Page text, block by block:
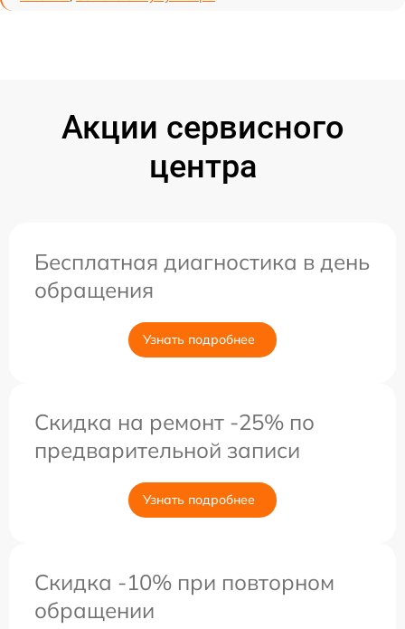
Акции сервисного
центра
Бесплатная диагностика в день
обращения
Узнать подробнее
Скидка на ремонт -25% по
предварительной записи
Узнать подробнее
Скидка -10% при повторном
обращении